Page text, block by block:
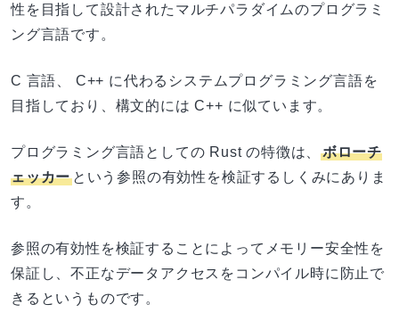
性を目指して設計されたマルチパラダイムのプログラミ
ング言語です。
C 言語、 C++ に代わるシステムプログラミング言語を
目指しており、構文的には C++ に似ています。
プログラミング言語としての Rust の特徴は、ボローチ
ェッカーという参照の有効性を検証するしくみにありま
す。
参照の有効性を検証することによってメモリー安全性を
保証し、不正なデータアクセスをコンパイル時に防止で
きるというものです。